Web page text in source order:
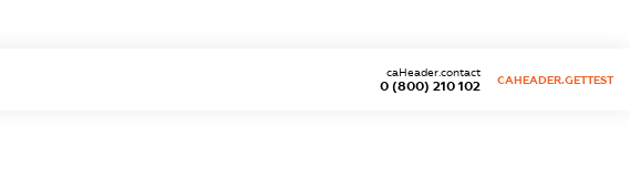
0 (800) 210 102
caHeader.contact
CAHEADER.GETTEST